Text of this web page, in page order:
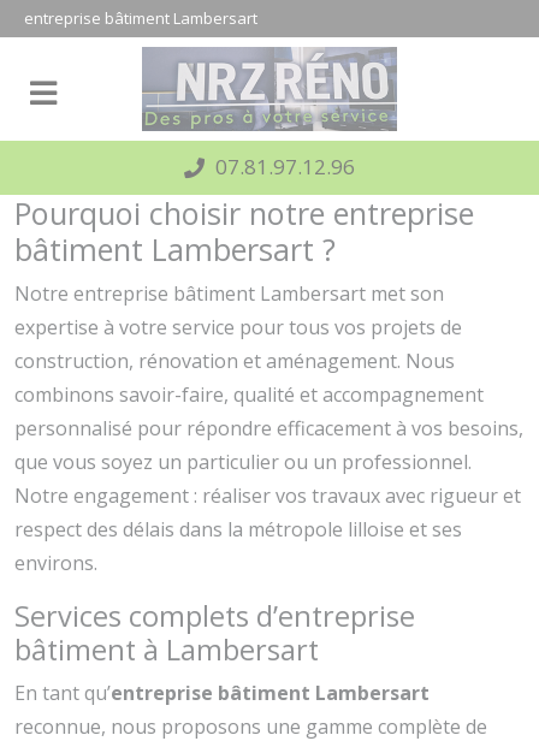
entreprise bâtiment Lambersart
07.81.97.12.96
Pourquoi choisir notre entreprise
bâtiment Lambersart ?
Notre entreprise bâtiment Lambersart met son
expertise à votre service pour tous vos projets de
construction, rénovation et aménagement. Nous
combinons savoir-faire, qualité et accompagnement
personnalisé pour répondre efficacement à vos besoins,
que vous soyez un particulier ou un professionnel.
Notre engagement : réaliser vos travaux avec rigueur et
respect des délais dans la métropole lilloise et ses
environs.
Services complets d’entreprise
bâtiment à Lambersart
En tant qu’entreprise bâtiment Lambersart
reconnue, nous proposons une gamme complète de
Panneau de gestion des cookies